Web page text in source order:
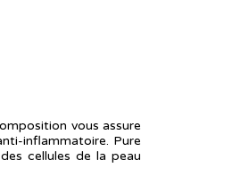
vous assure
inflammatoire. Pure
cellules de la peau